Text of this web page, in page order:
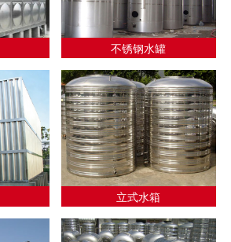
不锈钢水罐
立式水箱